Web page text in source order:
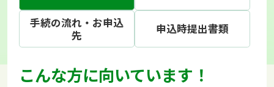
手続の流れ・お申込
先
申込時提出書類
こんな方に向いています！